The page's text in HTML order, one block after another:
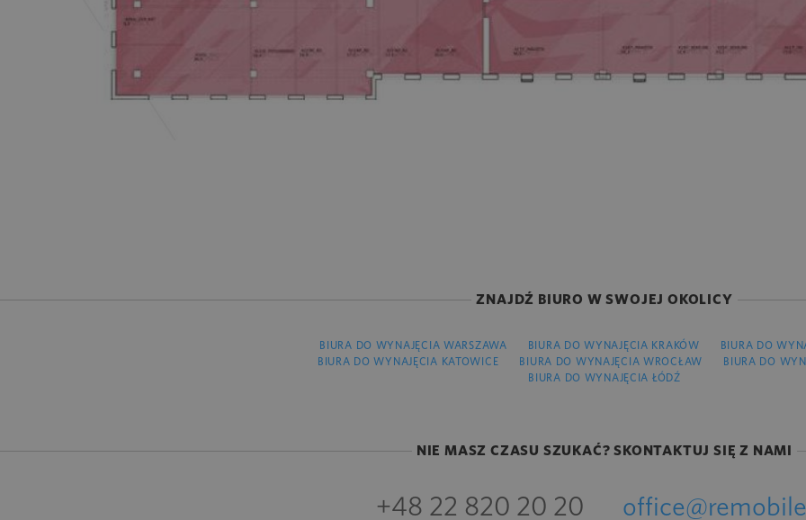
ZNAJDŹ BIURO W SWOJEJ OKOLICY
BIURA DO WYNAJĘCIA WARSZAWA BIURA DO WYNAJĘCIA KRAKÓW
BIURA DO
BIURA DO WYNAJĘCIA KATOWICE
BIURA DO WYNAJĘCIA WROCŁAW
BIURA DO
BIURA DO WYNAJĘCIA ŁÓDŹ
NIE MASZ CZASU SZUKAĆ? SKONTAKTUJ SIĘ Z NAMI
+48 22 820 20 20